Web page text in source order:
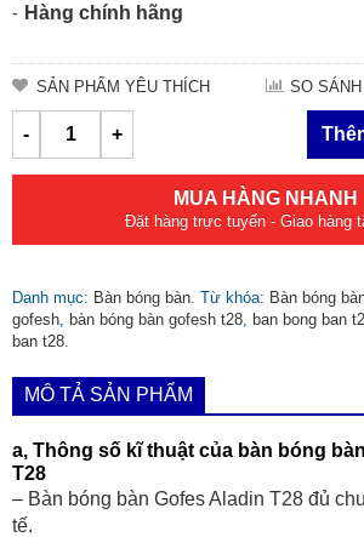
Hàng chính hãng
SẢN PHẨM YÊU THÍCH SO SÁNH
- +
MUA HÀNG NHANH
Đặt hàng trực tuyến - Giao hàng
Danh mục: Bàn bóng bàn Từ khóa: Bàn bóng
gofesh bàn bóng bàn gofesh t28 ban bong ban
ban t28
MÔ TẢ SẢN PHẨM
a, Thông số kĩ thuật của bàn bóng
T28
– Bàn bóng bàn Gofes Aladin T28 đủ
tế.